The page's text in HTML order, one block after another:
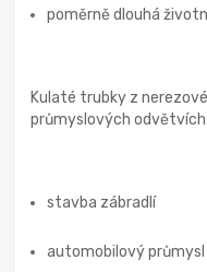
poměrně dlouhá
Kulaté trubky z
průmyslových odvětvích:
stavba zábradlí
automobilový průmysl